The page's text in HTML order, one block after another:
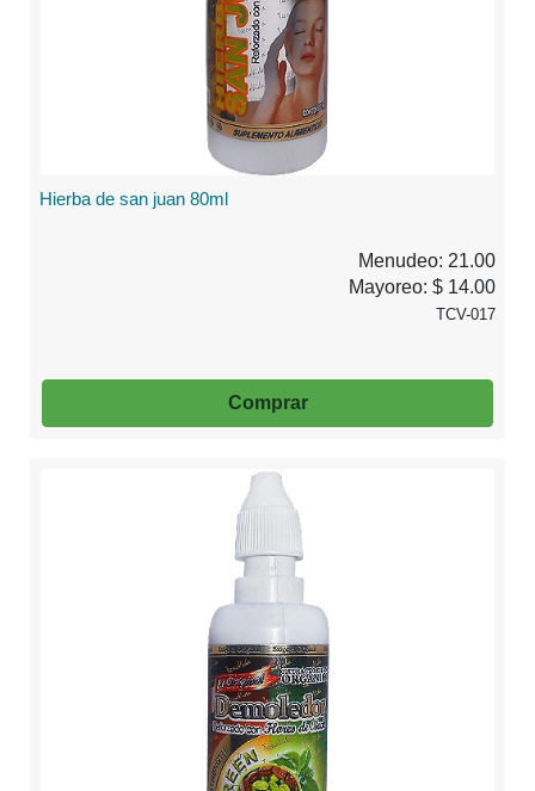
Hierba de san juan 80ml
Menudeo: 21.00
Mayoreo: $ 14.00
TCV-017
Comprar